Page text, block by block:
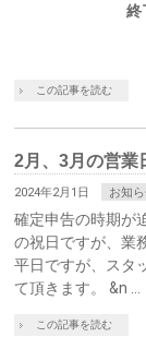
終
この記事を読む
2月、3月の営業
2024年2月1日 お知
確定申告の時期が
の祝日ですが、業
平日ですが、スタ
て頂きます。 &n …
この記事を読む